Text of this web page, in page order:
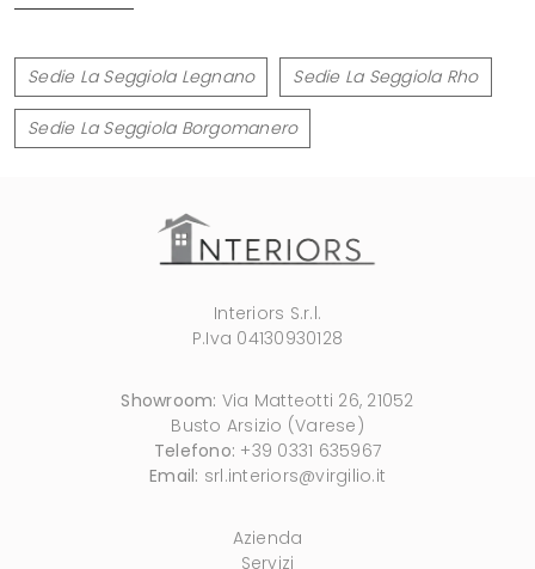
Sedie La Seggiola Legnano Sedie La Seggiola Rho
Sedie La Seggiola Borgomanero
Interiors S.r.l.
P.Iva 04130930128
Showroom: Via Matteotti 26, 21052
Busto Arsizio (Varese)
Telefono: +39 0331 635967
Email: srl.interiors@virgilio.it
Azienda
Servizi